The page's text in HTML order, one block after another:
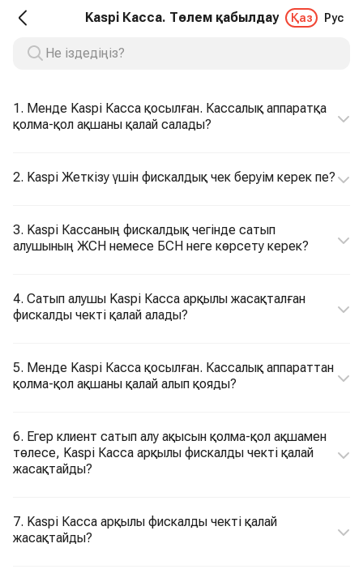
Kaspi Касса. Төлем қабылдау Қаз Рус
1. Менде Kaspi Касса қосылған. Кассалық аппаратқа
қолма-қол ақшаны қалай салады?
2. Kaspi Жеткізу үшін фискалдық чек беруім керек пе?
3. Kaspi Кассаның фискалдық чегінде сатып
алушының ЖСН немесе БСН неге көрсету керек?
4. Сатып алушы Kaspi Касса арқылы жасақталған
фискалды чекті қалай алады?
5. Менде Kaspi Касса қосылған. Кассалық аппараттан
қолма-қол ақшаны қалай алып қояды?
6. Егер клиент сатып алу ақысын қолма-қол ақшамен
төлесе, Kaspi Касса арқылы фискалды чекті қалай
жасақтайды?
7. Kaspi Касса арқылы фискалды чекті қалай
жасақтайды?